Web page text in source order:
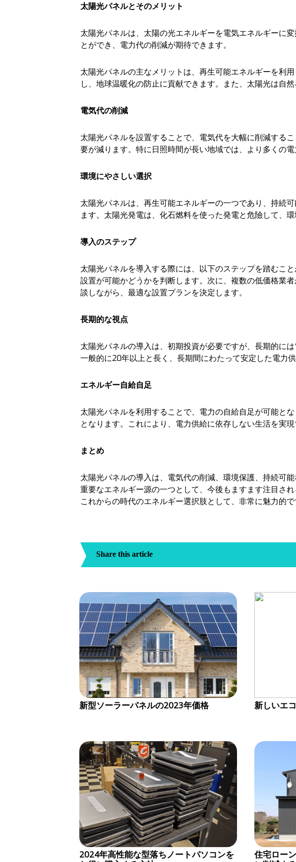
太陽光パネルとそのメリット
太陽光パネルは、太陽の光エネルギーを電気エネルギーに
とができ、電力代の削減が期待できます。
太陽光パネルの主なメリットは、再生可能エネルギーを利
し、地球温暖化の防止に貢献できます。また、太陽光は自
電気代の削減
太陽光パネルを設置することで、電気代を大幅に削減する
要が減ります。特に日照時間が長い地域では、より多くの
環境にやさしい選択
太陽光パネルは、再生可能エネルギーの一つであり、持続
ます。太陽光発電は、化石燃料を使った発電と危險して、
導入のステップ
太陽光パネルを導入する際には、以下のステップを踏むこ
設置が可能かどうかを判断します。次に、複数の低価格業
談しながら、最適な設置プランを決定します。
長期的な視点
太陽光パネルの導入は、初期投資が必要ですが、長期的に
一般的に20年以上と長く、長期間にわたって安定した電力供
エネルギー自給自足
太陽光パネルを利用することで、電力の自給自足が可能と
となります。これにより、電力供給に依存しない生活を実
まとめ
太陽光パネルの導入は、電気代の削減、環境保護、持続可
重要なエネルギー源の一つとして、今後もますます注目さ
これからの時代のエネルギー選択肢として、非常に魅力的で
Share this article
新型ソーラーパネルの2023年価格 新しいエ
2024年高性能な型落ちノートパソコンを
住宅ロー